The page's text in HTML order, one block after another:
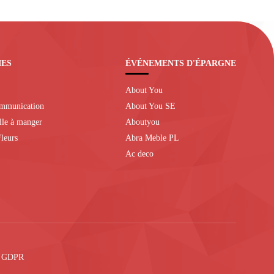
à manger
ÉVÉNEMENTS D'ÉPARGNE
About You
About You SE
Aboutyou
Abra Meble PL
Ac deco